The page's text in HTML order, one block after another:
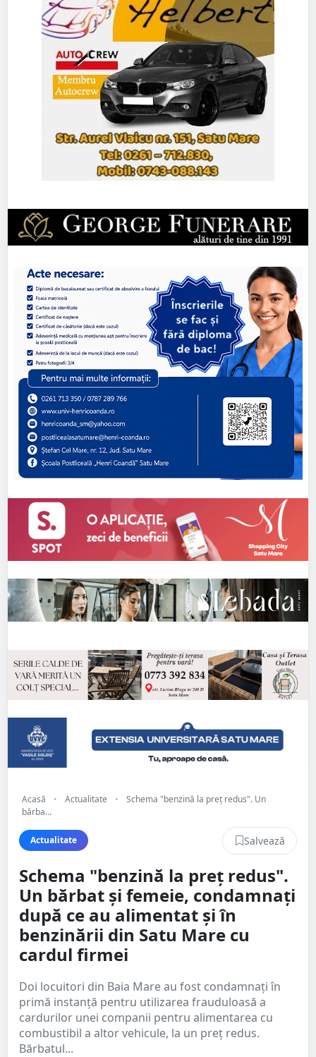
Acasă • Actualitate •
Schema "benzină la preț redus". Un
bărba...
Actualitate Salvează
Schema "benzină la preț redus".
Un bărbat și femeie, condamnați
după ce au alimentat și în
benzinării din Satu Mare cu
cardul firmei
Doi locuitori din Baia Mare au fost condamnați în
primă instanță pentru utilizarea frauduloasă a
cardurilor unei companii pentru alimentarea cu
combustibil a altor vehicule, la un preț redus.
Bărbatul...